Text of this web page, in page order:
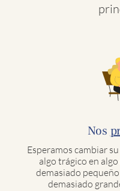
Nos
Esperamos cambiar
algo trágico en
demasiado
demasiado